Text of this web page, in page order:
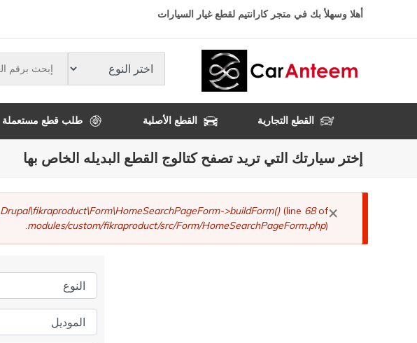
المحتوى
أهلا وسهلأ بك في متجر كارانتيم لقطع غيار السيارات
القطع التجارية القطع الأصلية طلب قطع مستعملة
إختر سيارتك التي تريد تصفح كتالوج القطع البديله الخاص بها
×
رسالة
الخطأ
Drupal\fikraproduct\Form\HomeSearchPageForm->buildForm()(line 68of
modules/custom/fikraproduct/src/Form/HomeSearchPageForm.php).
النوع
الموديل